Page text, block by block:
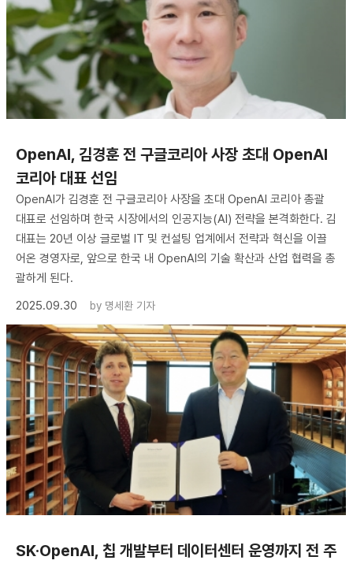
OpenAI, 김경훈 전 구글코리아 사장 초대 OpenAI
코리아 대표 선임
OpenAI가 김경훈 전 구글코리아 사장을 초대 OpenAI 코리아 총괄
대표로 선임하며 한국 시장에서의 인공지능(AI) 전략을 본격화한다. 김
대표는 20년 이상 글로벌 IT 및 컨설팅 업계에서 전략과 혁신을 이끌
어온 경영자로, 앞으로 한국 내 OpenAI의 기술 확산과 산업 협력을 총
괄하게 된다.
2025.09.30
by 명세환 기자
SK·OpenAI, 칩 개발부터 데이터센터 운영까지 전 주